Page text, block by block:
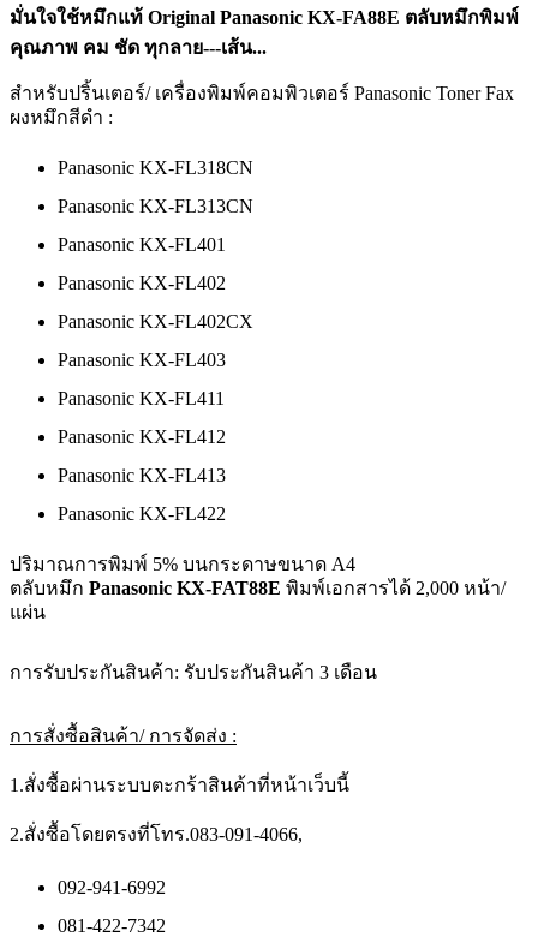
มั่นใจใช้หมึกแท้ Original Panasonic KX-FA88E ตลับหมึกพิมพ์
คุณภาพ คม ชัด ทุกลาย---เส้น...
สำหรับปริ้นเตอร์/ เครื่องพิมพ์คอมพิวเตอร์ Panasonic Toner Fax
ผงหมึกสีดำ :
Panasonic KX-FL318CN
Panasonic KX-FL313CN
Panasonic KX-FL401
Panasonic KX-FL402
Panasonic KX-FL402CX
Panasonic KX-FL403
Panasonic KX-FL411
Panasonic KX-FL412
Panasonic KX-FL413
Panasonic KX-FL422
ปริมาณการพิมพ์ 5% บนกระดาษขนาด A4
ตลับหมึก Panasonic KX-FAT88E พิมพ์เอกสารได้ 2,000 หน้า/
แผ่น
การรับประกันสินค้า: รับประกันสินค้า 3 เดือน
การสั่งซื้อสินค้า/ การจัดส่ง :
1.สั่งซื้อผ่านระบบตะกร้าสินค้าที่หน้าเว็บนี้
2.สั่งซื้อโดยตรงที่โทร.083-091-4066,
092-941-6992
081-422-7342